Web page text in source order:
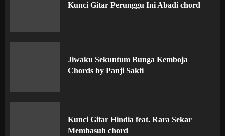
Kunci Gitar Perunggu Ini Abadi chord
Jiwaku Sekuntum Bunga Kemboja
Chords by Panji Sakti
Kunci Gitar Hindia feat. Rara Sekar
Membasuh chord